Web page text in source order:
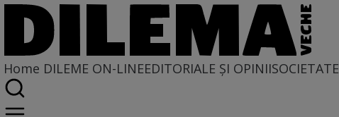
Home DILEME ON-LINEEDITORIALE ȘI OPINIISOCIETATE